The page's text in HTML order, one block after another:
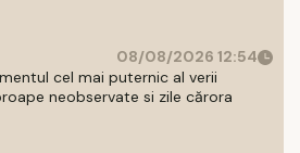
08/08/2026 12:54
cel mai puternic al verii
neobservate si zile cărora